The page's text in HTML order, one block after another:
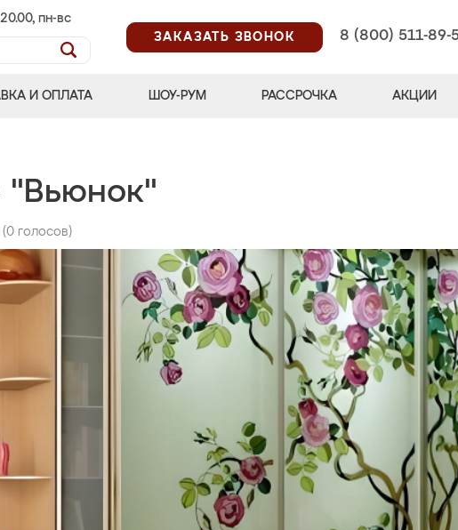
пн-вс
ЗАКАЗАТЬ ЗВОНОК
8 (800) 511-89-
И ОПЛАТА ШОУ-РУМ РАССРОЧКА АКЦИИ
"Вьюнок"
(0 голосов)